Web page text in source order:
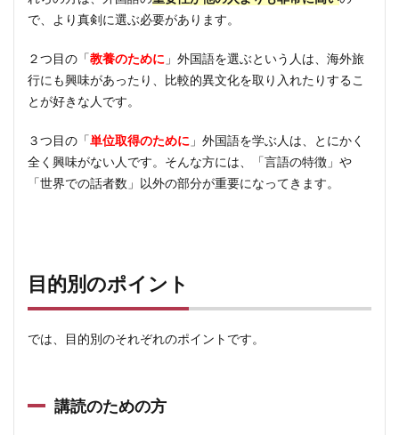
で、より真剣に選ぶ必要があります。
２つ目の「教養のために 」外国語を選ぶという人は、海外旅
行にも興味があったり、比較的異文化を取り入れたりするこ
とが好きな人です。
３つ目の「単位取得のために 」外国語を学ぶ人は、とにかく
全く興味がない人です。そんな方には、「言語の特徴」や
「世界での話者数」以外の部分が重要になってきます。
目的別のポイント
では、目的別のそれぞれのポイントです。
講読のための方